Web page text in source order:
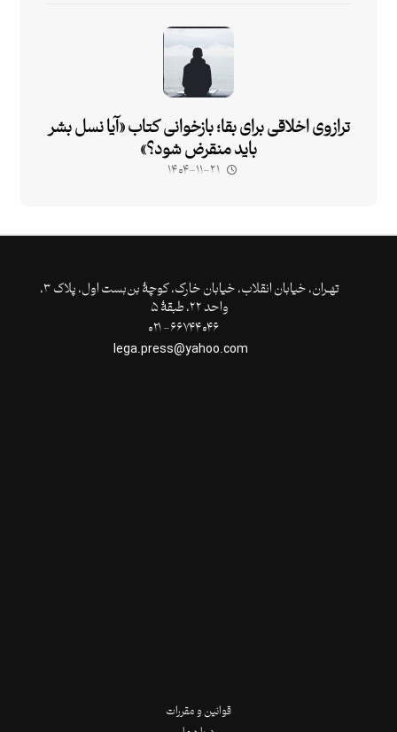
ترازوی اخلاقی برای بقا؛ بازخوانی کتاب «آیا نسل بشر
باید منقرض شود؟»
۱۴۰۴-۱۱-۲۱
تهـران،‌ خیابان انقلاب، خیابان خارک، کوچۀ بن‌بست اول، پلاک ۳،
واحد ۲۲، طبقۀ ۵
قوانین و مقررات